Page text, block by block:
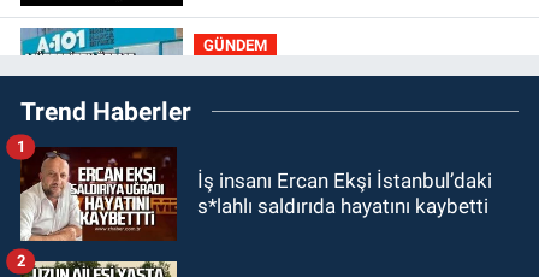
GÜNDEM
21:11Zonguldak’ta A101
müşteriden iki kez tahsilat yaptı
20:48Zonguldaklı oyuncu Ülkü
Hilal Çiftçi'nin babasından suç
Trend Haberler
İş insanı Ercan Ekşi İstanbul’daki
s*lahlı saldırıda hayatını kaybetti
1
2